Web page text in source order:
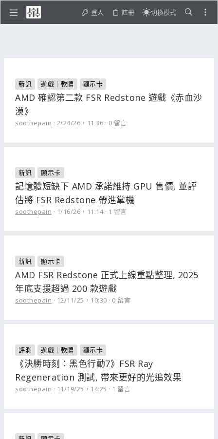
登入 註冊 切換模式
新訊 遊戲｜軟體 顯示卡
AMD 確認第二款 FSR Redstone 遊戲《赤血沙
漠》
soothepain 2/24/26，11:36 0 留言
新訊 顯示卡
記憶體短缺下 AMD 承諾維持 GPU 售價, 並評
估將 FSR Redstone 帶進掌機
soothepain 1/16/26，11:14 1 留言
新訊 顯示卡
AMD FSR Redstone 正式上線重點整理, 2025
年底支援超過 200 款遊戲
soothepain 12/11/25，10:30 0 留言
評測 遊戲｜軟體 顯示卡
《決勝時刻：黑色行動7》FSR Ray
Regeneration 測試, 帶來更好的光追效果
soothepain 11/19/25，14:25 1 留言